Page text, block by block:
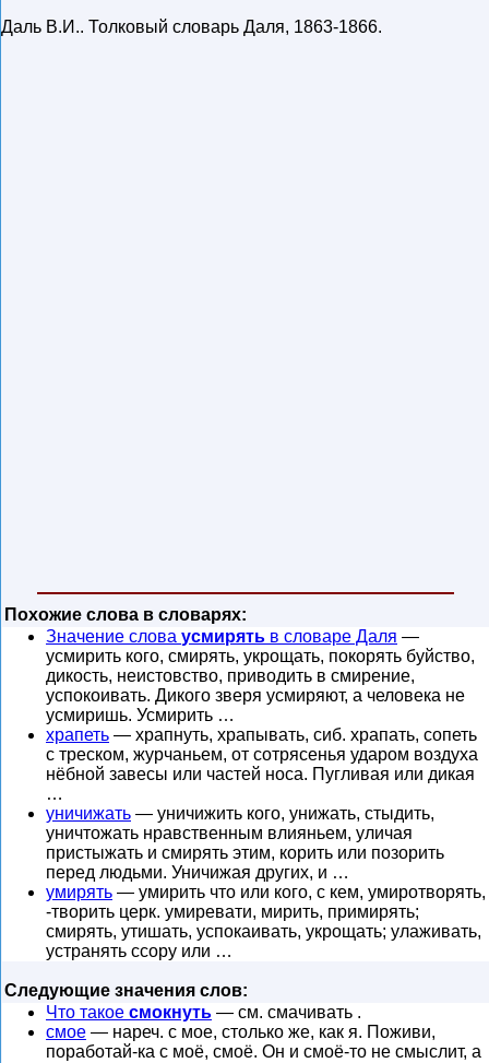
Даль В.И.. Толковый словарь Даля, 1863-1866.
Похожие слова в словарях:
Значение слова усмирять в словаре Даля —
усмирить кого, смирять, укрощать, покорять буйство,
дикость, неистовство, приводить в смирение,
успокоивать. Дикого зверя усмиряют, а человека не
усмиришь. Усмирить …
храпеть — храпнуть, храпывать, сиб. храпать, сопеть
с треском, журчаньем, от сотрясенья ударом воздуха
нёбной завесы или частей носа. Пугливая или дикая
…
уничижать — уничижить кого, унижать, стыдить,
уничтожать нравственным влияньем, уличая
пристыжать и смирять этим, корить или позорить
перед людьми. Уничижая других, и …
умирять — умирить что или кого, с кем, умиротворять,
-творить церк. умиревати, мирить, примирять;
смирять, утишать, успокаивать, укрощать; улаживать,
устранять ссору или …
Следующие значения слов:
Что такое смокнуть — см. смачивать .
смое — нареч. с мое, столько же, как я. Поживи,
поработай-ка с моё, смоё. Он и смоё-то не смыслит, а